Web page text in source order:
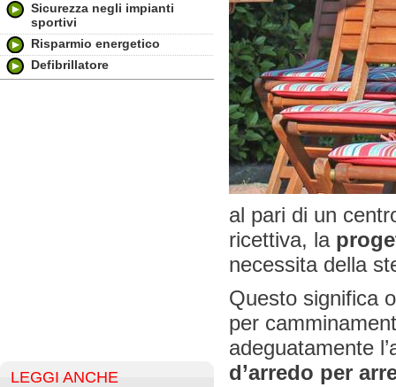
Sicurezza negli impianti
sportivi
Risparmio energetico
Defibrillatore
LEGGI ANCHE
al pari di un
ricettiva, la
necessita della
Questo significa
per
adeguatamente
d’arredo per